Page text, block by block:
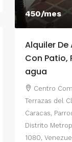
450/mes
Alquiler De
Con Patio,
agua
Centro
Terrazas del
Caracas,
Distrito
1080,